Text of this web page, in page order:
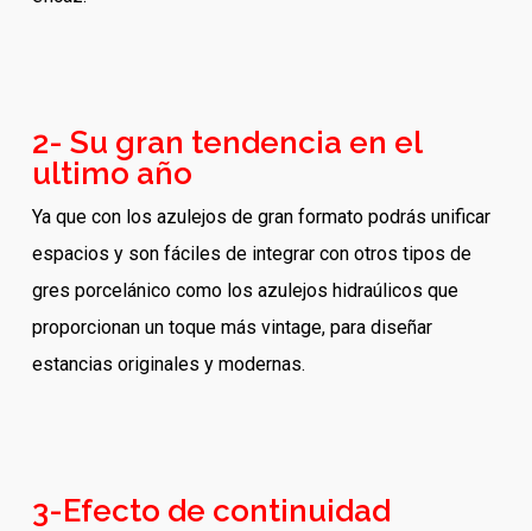
2- Su gran tendencia en el
ultimo año
Ya que con los azulejos de gran formato podrás unificar
espacios y son fáciles de integrar con otros tipos de
gres porcelánico como los azulejos hidraúlicos que
proporcionan un toque más vintage, para diseñar
estancias originales y modernas.
3-Efecto de continuidad